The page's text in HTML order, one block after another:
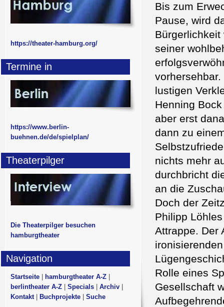
Bis zum
Pause, wird
seiner
lustigen
Henning
aber erst
dann zu
nichts mehr
durchbricht
an die
Doch der
Philipp
Attrappe. Der
Rolle eines
Gesellschaft
https://theater-hamburg.org/
Termine in
https://www.berlin-
buehnen.de/de/spielplan/
Theaterpilger
Die Theaterpilger besuchen
hamburgtheater
Navigation
Startseite hamburgtheater A-Z
berlintheater A-Z
Specials Archiv
Kontakt| Buchprojekte Suche